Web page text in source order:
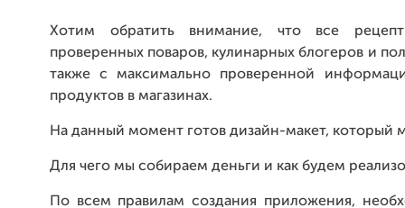
Хотим обратить внимание, что все
проверенных поваров, кулинарных блогеров и
также с максимально проверенной
продуктов в магазинах.
На данный момент готов дизайн-макет, который
Для чего мы собираем деньги и как будем
По всем правилам создания приложения,